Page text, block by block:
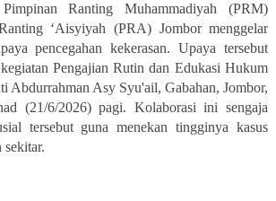
Ranting Muhammadiyah (PRM)
‘Aisyiyah (PRA) Jombor menggelar
pencegahan kekerasan. Upaya tersebut
Pengajian Rutin dan Edukasi Hukum
Abdurrahman Asy Syu'ail, Gabahan, Jombor,
(21/6/2026) pagi. Kolaborasi ini sengaja
tersebut guna menekan tingginyakasus